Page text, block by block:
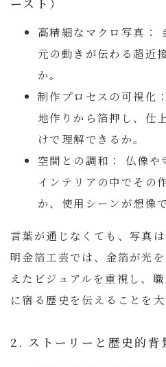
高精細なマクロ写真：
元の動きが伝わる超近
か。
制作プロセスの可視化：
地作りから箔押し、仕
けで理解できるか。
空間との調和：
仏像や
インテリアの中でその
か、使用シーンが想像
言葉が通じなくても、写真
明金箔工芸では、金箔が光
えたビジュアルを重視し、
に宿る歴史を伝えることを大
2. ストーリーと歴史的背